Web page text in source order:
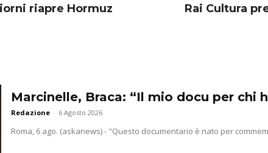
riapre Hormuz
Rai Cultura
Marcinelle, Braca: “Il mio docu per chi
Redazione - 6 Agosto 2026
Roma, 6 ago. (askanews) - "Questo documentario è nato per